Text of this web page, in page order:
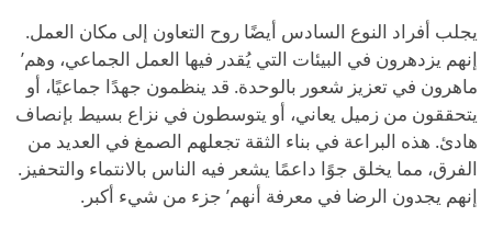
يجلب أفراد النوع السادس أيضًا روح التعاون إلى مكان العمل.
إنهم يزدهرون في البيئات التي يُقدر فيها العمل الجماعي، وهم’
ماهرون في تعزيز شعور بالوحدة. قد ينظمون جهدًا جماعيًا، أو
يتحققون من زميل يعاني، أو يتوسطون في نزاع بسيط بإنصاف
هادئ. هذه البراعة في بناء الثقة تجعلهم الصمغ في العديد من
الفرق، مما يخلق جوًا داعمًا يشعر فيه الناس بالانتماء والتحفيز.
إنهم يجدون الرضا في معرفة أنهم’ جزء من شيء أكبر.